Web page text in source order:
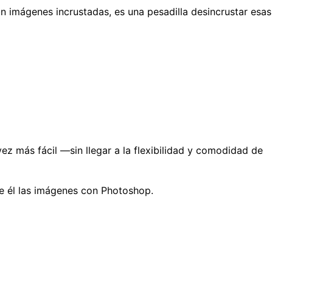
incrustadas, es una pesadilla desincrustar esas
más fácil —sin llegar a la flexibilidad y comodidad de
él las imágenes con Photoshop.